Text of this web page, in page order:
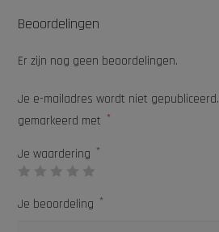
Beoordelingen
Er zijn nog geen beoordelingen.
Je e-mailadres wordt niet gepubliceerd.
gemarkeerd met *
Je waardering *
Je beoordeling *